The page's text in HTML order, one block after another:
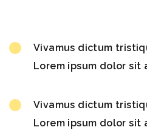
Vivamus dictum
Lorem ipsum dolor sit
Vivamus dictum
Lorem ipsum dolor sit